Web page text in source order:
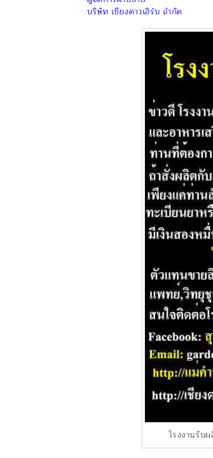
บริษัท เชียงดาวเฮิร์บ จำกัด
โรงงานรับ